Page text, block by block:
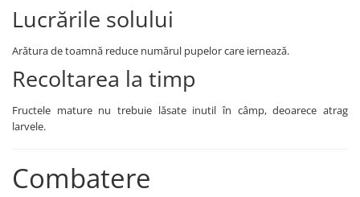
Fertilizanți foliari
FASOLE BOABE DE TOAMNĂ
Erbicide
FASOLE BOABE PRIMĂVARĂ
Erbicide
FENICUL
FLOAREA SOARELUI
Fertilizanți foliari
LUCERNĂ
Biostimulatori
Fertilizanți foliari
MĂR
Insecticide
Biostimulatori
Lucrările solului
Arătura de toamnă reduce numărul pupelor care iernează.
Recoltarea la timp
Fructele mature nu trebuie lăsate inutil în câmp, deoarece atrag
larvele.
Combatere